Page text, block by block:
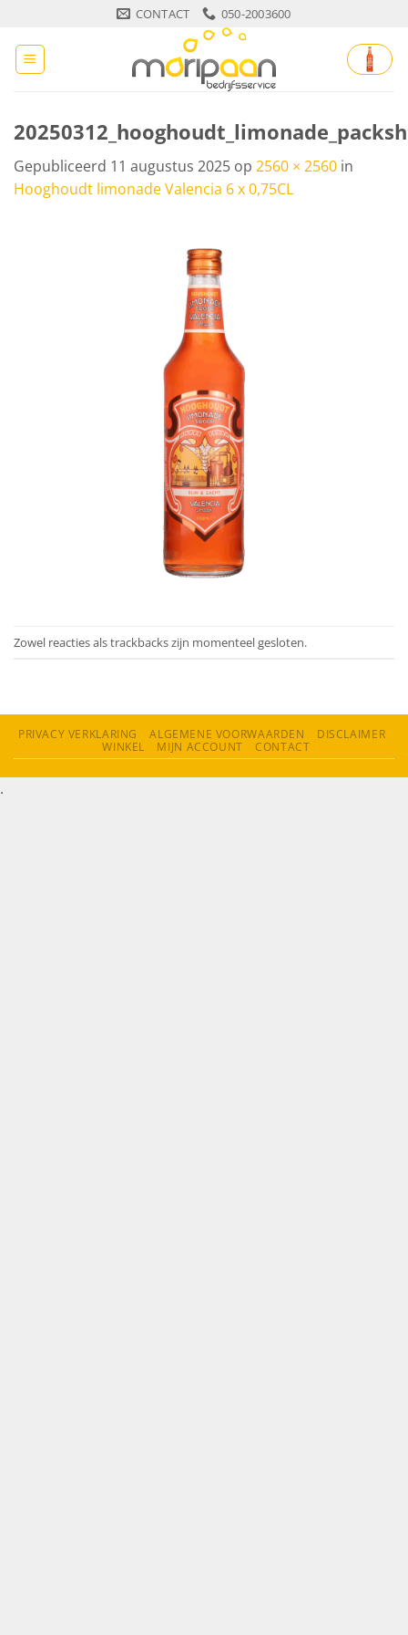
inhoud
CONTACT 050-2003600
Gepubliceerd 11 augustus 2025 op 2560 × 2560 in
Hooghoudt limonade Valencia 6 x 0,75CL
Zowel reacties als trackbacks zijn momenteel gesloten.
PRIVACY VERKLARING ALGEMENE VOORWAARDEN
DISCLAIMER
WINKEL
MIJN ACCOUNT CONTACT